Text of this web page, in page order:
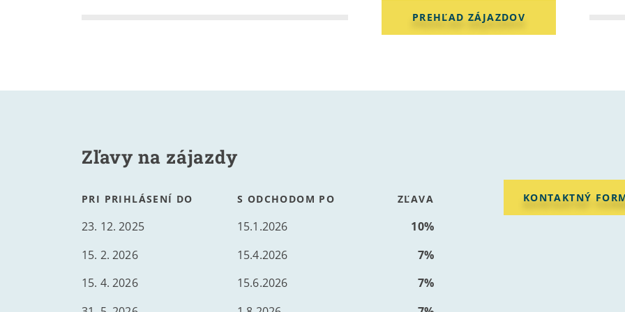
PREHĽAD ZÁJAZDOV
Zľavy na zájazdy
PRI PRIHLÁSENÍ DO S ODCHODOM PO ZĽAVA
23. 12. 2025 15.1.2026
10%
15. 2. 2026
15.4.2026
7%
15. 4. 2026
15.6.2026
7%
KONTAKTNÝ